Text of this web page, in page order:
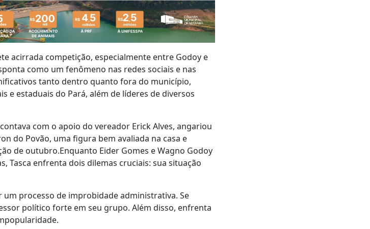
acirrada competição, especialmente entre Godoy e
como um fenômeno nas redes sociais e nas
tanto dentro quanto fora do município,
e estaduais do Pará, além de líderes de diversos
com o apoio do vereador Erick Alves, angariou
do Povão, uma figura bem avaliada na casa e
de outubro.Enquanto Eider Gomes e Wagno Godoy
Tasca enfrenta dois dilemas cruciais: sua situação
um processo de improbidade administrativa. Se
político forte em seu grupo. Além disso, enfrenta